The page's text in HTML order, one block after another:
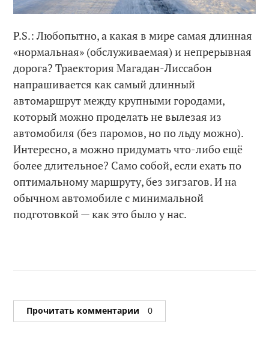
P.S.: Любопытно, а какая в мире самая длинная
«нормальная» (обслуживаемая) и непрерывная
дорога? Траектория Магадан-Лиссабон
напрашивается как самый длинный
автомаршрут между крупными городами,
который можно проделать не вылезая из
автомобиля (без паромов, но по льду можно).
Интересно, а можно придумать что-либо ещё
более длительное? Само собой, если ехать по
оптимальному маршруту, без зигзагов. И на
обычном автомобиле с минимальной
подготовкой — как это было у нас.
Прочитать комментарии 0